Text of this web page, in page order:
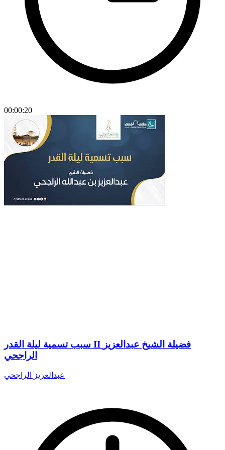
00:00:20
سبب تسمية ليلة القدر II فضيلة الشيخ عبدالعزيز
الراجحي
عبدالعزيز الراجحي